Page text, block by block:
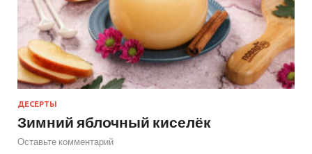
ДЕСЕРТЫ
Зимний яблочный киселёк
Оставьте комментарий